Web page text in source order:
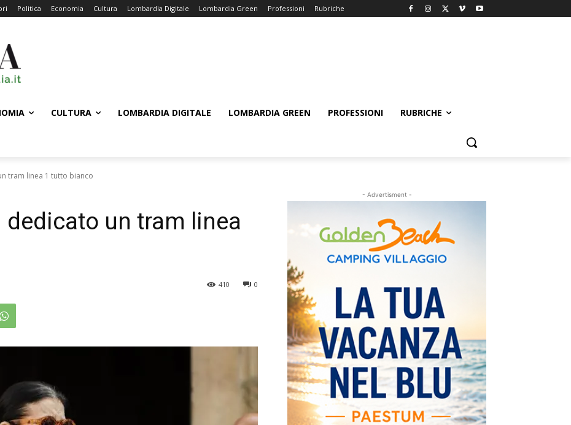
Politica Economia Cultura Lombardia Digitale Lombardia Green Professioni Rubriche
CULTURA LOMBARDIA DIGITALE LOMBARDIA GREEN PROFESSIONI RUBRICHE
tram linea 1 tutto bianco
dedicato un tram linea
0
410
- Advertisment -